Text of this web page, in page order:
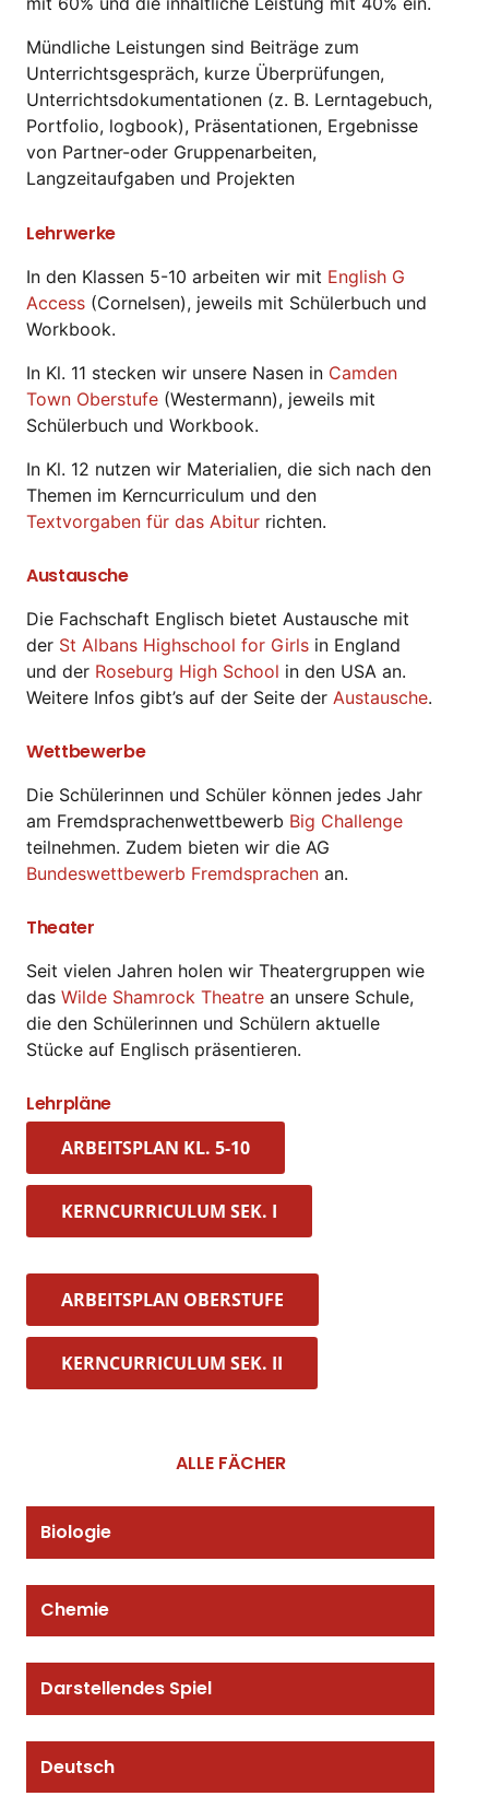
Mündliche Leistungen sind Beiträge zum
Unterrichtsgespräch, kurze Überprüfungen,
Unterrichtsdokumentationen (z. B. Lerntagebuch,
Portfolio, logbook), Präsentationen, Ergebnisse
von Partner-oder Gruppenarbeiten,
Langzeitaufgaben und Projekten
Lehrwerke
In den Klassen 5-10 arbeiten wir mit English G
Access (Cornelsen), jeweils mit Schülerbuch und
Workbook.
In Kl. 11 stecken wir unsere Nasen in Camden
Town Oberstufe (Westermann), jeweils mit
Schülerbuch und Workbook.
In Kl. 12 nutzen wir Materialien, die sich nach den
Themen im Kerncurriculum und den
Textvorgaben für das Abitur richten.
Austausche
Die Fachschaft Englisch bietet Austausche mit
der St Albans Highschool for Girls in England
und der Roseburg High School in den USA an.
Weitere Infos gibt’s auf der Seite der Austausche.
Wettbewerbe
Die Schülerinnen und Schüler können jedes Jahr
am Fremdsprachenwettbewerb Big Challenge
teilnehmen. Zudem bieten wir die AG
Bundeswettbewerb Fremdsprachen an.
Theater
Seit vielen Jahren holen wir Theatergruppen wie
das Wilde Shamrock Theatre an unsere Schule,
die den Schülerinnen und Schülern aktuelle
Stücke auf Englisch präsentieren.
Lehrpläne
ARBEITSPLAN KL. 5-10
KERNCURRICULUM SEK. I
ARBEITSPLAN OBERSTUFE
KERNCURRICULUM SEK. II
ALLE FÄCHER
Biologie
Chemie
Darstellendes Spiel
Deutsch